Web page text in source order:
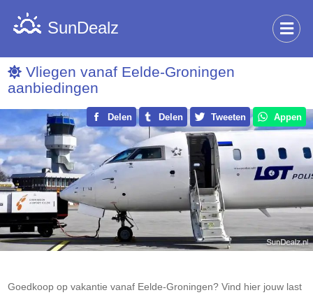
SunDealz
Vliegen vanaf Eelde-Groningen
aanbiedingen
Delen Delen Tweeten Appen
Goedkoop op vakantie vanaf Eelde-Groningen? Vind hier jouw last